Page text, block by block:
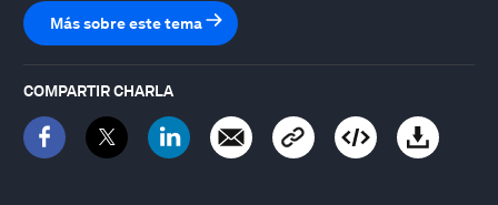
Más sobre este tema
COMPARTIR CHARLA